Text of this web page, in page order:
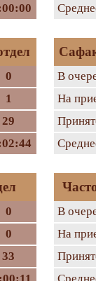
0
1
29
В
На
0
0
33
В
На